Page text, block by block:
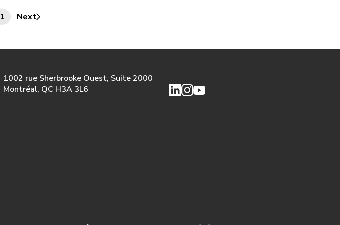
1 Next
1002 rue Sherbrooke Ouest, Suite 2000
Montréal, QC H3A 3L6